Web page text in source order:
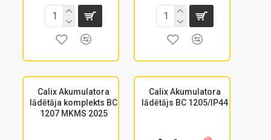
Calix Akumulatora
lādētāja komplekts BC
1207 MKMS 2025
Calix Akumulatora
lādētājs BC 1205/IP44